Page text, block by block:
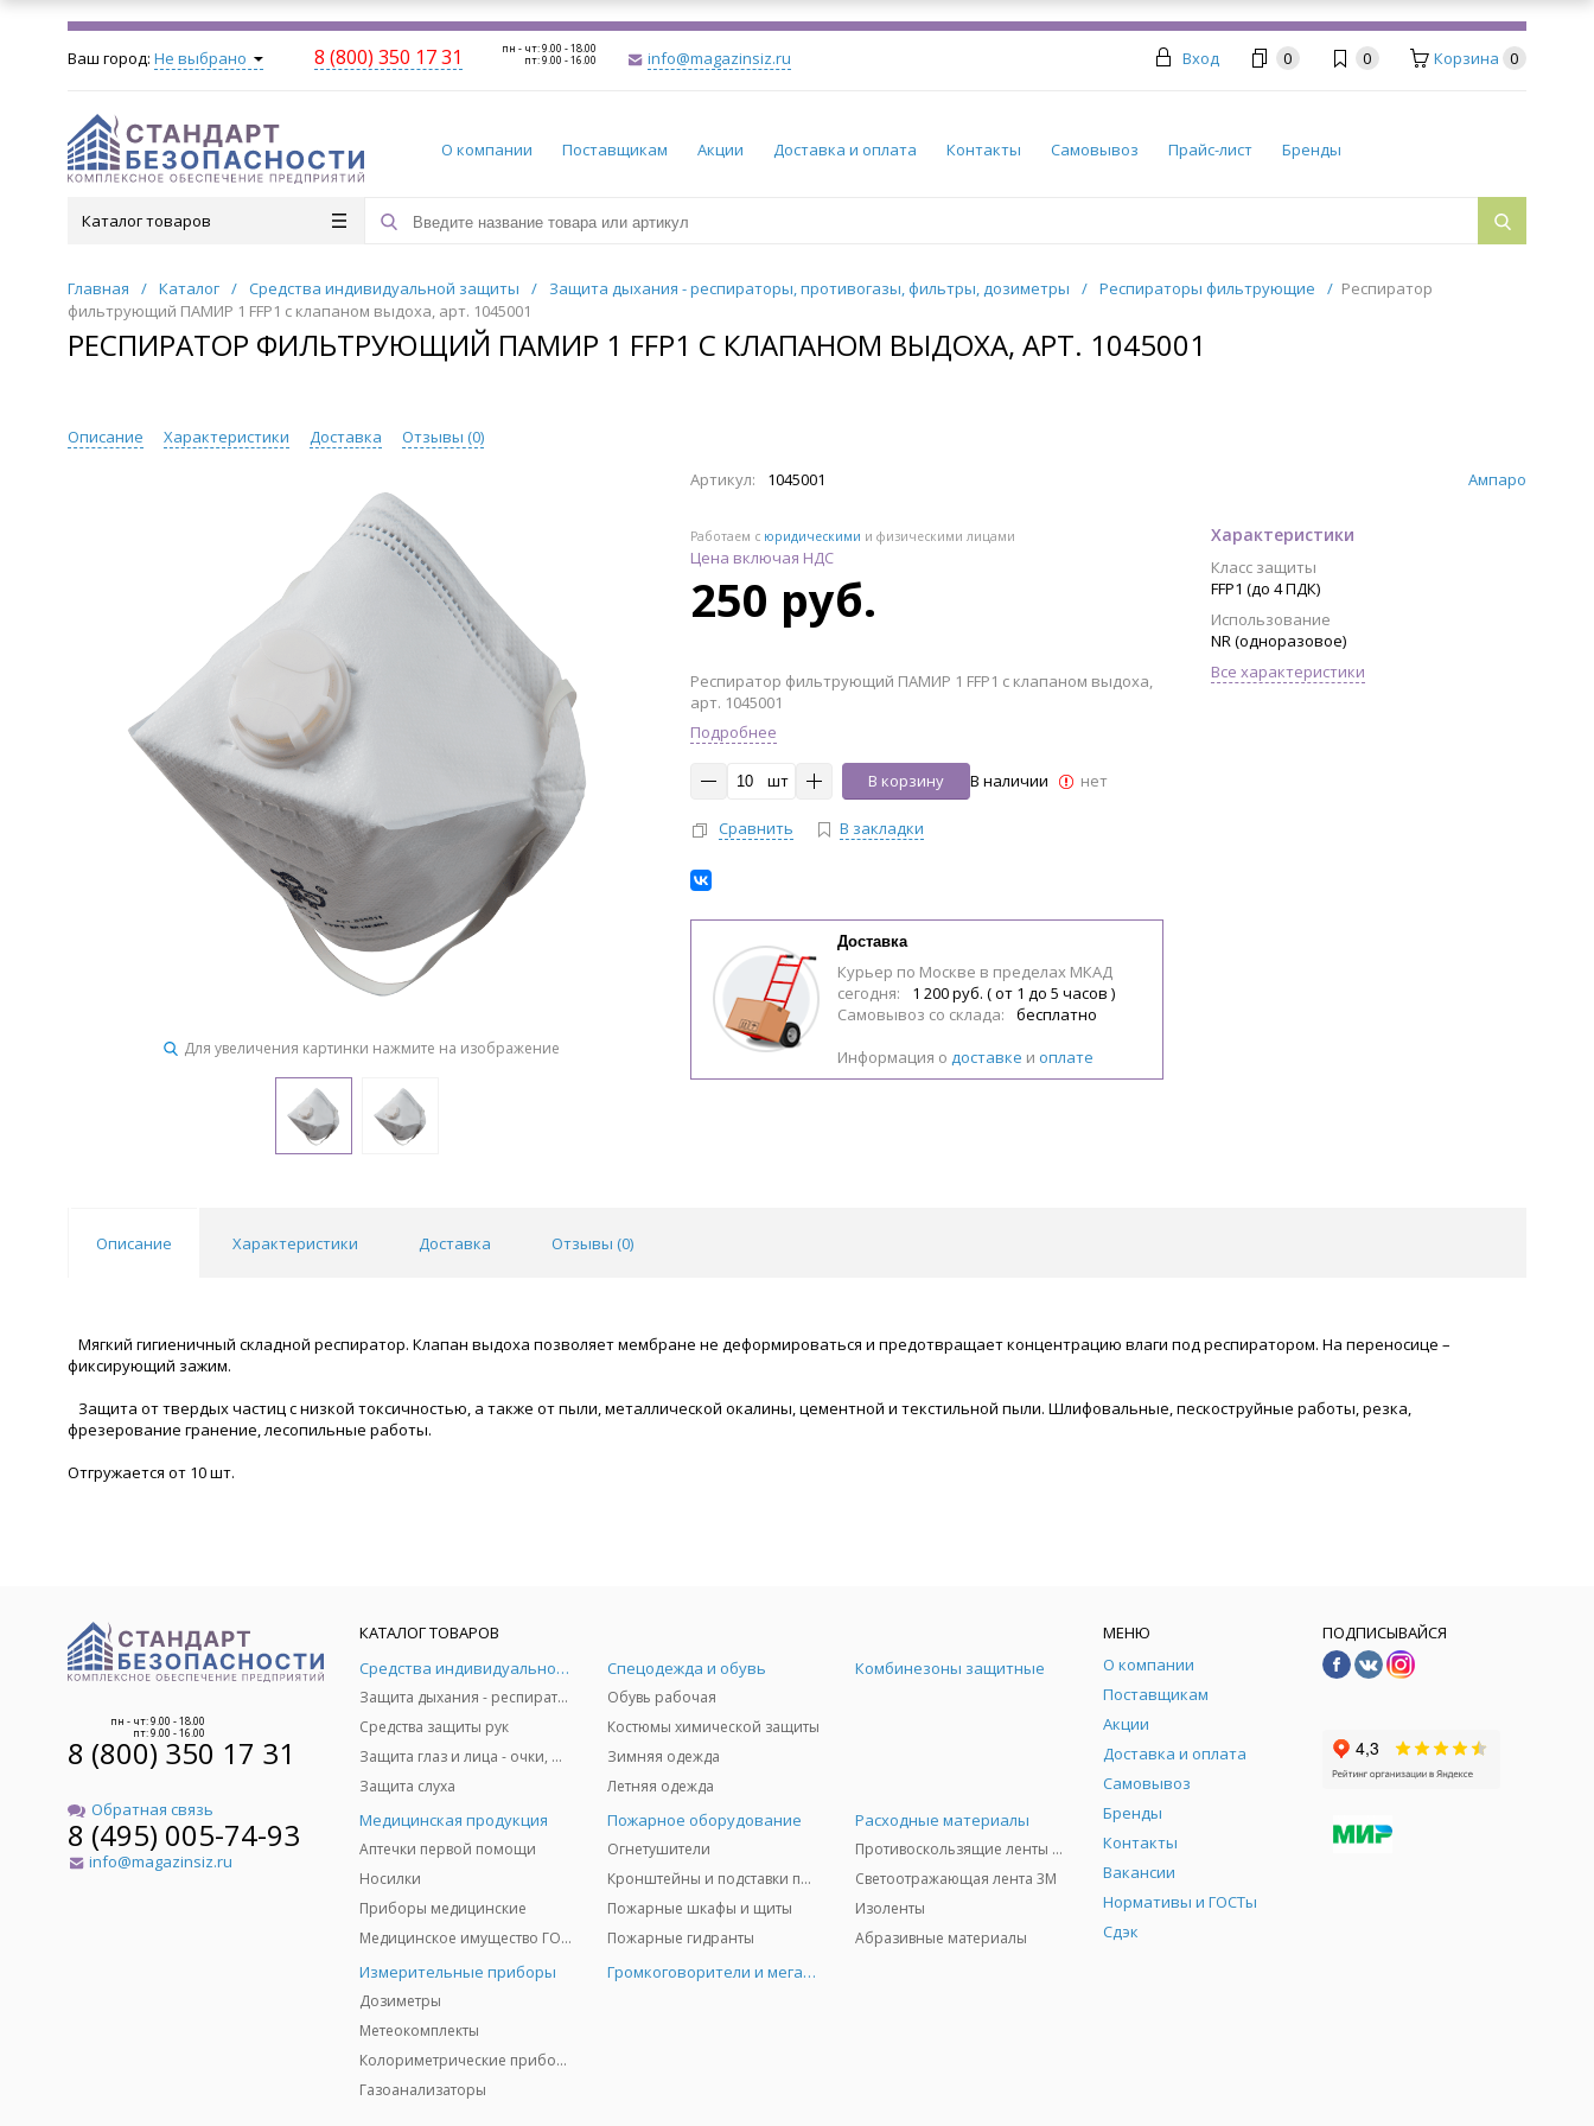
Ваш город: Не выбрано 8 (800) 350 17 31 пн - чт: 9.00 - 18.00
пт: 9.00 - 16.00 info@magazinsiz.ru Вход 0 0 Корзина 0
О компании Поставщикам Акции Доставка и оплата Контакты Самовывоз Прайс-лист Бренды
Каталог товаров
Главная / Каталог / Средства индивидуальной защиты / Защита дыхания - респираторы, противогазы, фильтры, дозиметры / Респираторы фильтрующие / Респиратор
фильтрующий ПАМИР 1 FFP1 с клапаном выдоха, арт. 1045001
РЕСПИРАТОР ФИЛЬТРУЮЩИЙ ПАМИР 1 FFP1 С КЛАПАНОМ ВЫДОХА, АРТ. 1045001
Описание Характеристики Доставка Отзывы (0)
Для увеличения картинки нажмите на изображение
Артикул: 1045001 Ампаро
Работаем с юридическими и физическими лицами
Цена включая НДС
250 руб.
Характеристики
Класс защиты
FFP1 (до 4 ПДК)
Использование
NR (одноразовое)
Все характеристики
Респиратор фильтрующий ПАМИР 1 FFP1 с клапаном выдоха,
арт. 1045001
Подробнее
шт В корзину В наличии нет
Сравнить В закладки
Доставка
Курьер по Москве в пределах МКАД
сегодня:
1 200 руб. ( от 1 до 5 часов )
Самовывоз со склада:
бесплатно
Информация о доставке и оплате
Описание Характеристики Доставка Отзывы (0)
Мягкий гигиеничный складной респиратор. Клапан выдоха позволяет мембране не деформироваться и предотвращает концентрацию влаги под респиратором. На переносице –
фиксирующий зажим.
Защита от твердых частиц с низкой токсичностью, а также от пыли, металлической окалины, цементной и текстильной пыли. Шлифовальные, пескоструйные работы, резка,
фрезерование гранение, лесопильные работы.
Отгружается от 10 шт.
пн - чт: 9.00 - 18.00
пт: 9.00 - 16.00
8 (800) 350 17 31
Обратная связь
8 (495) 005-74-93
info@magazinsiz.ru
КАТАЛОГ ТОВАРОВ
Средства индивидуальной защиты
Защита дыхания - респираторы, противогазы, фильтры, дозиметры
Средства защиты рук
Защита глаз и лица - очки, щитки
Защита слуха
Спецодежда и обувь
Обувь рабочая
Костюмы химической защиты
Зимняя одежда
Летняя одежда
Комбинезоны защитные
Медицинская продукция
Аптечки первой помощи
Носилки
Приборы медицинские
Медицинское имущество ГО и ЧС
Пожарное оборудование
Огнетушители
Кронштейны и подставки под огнетушители
Пожарные шкафы и щиты
Пожарные гидранты
Расходные материалы
Противоскользящие ленты 3М
Светоотражающая лента 3M
Изоленты
Абразивные материалы
Измерительные приборы
Дозиметры
Метеокомплекты
Колориметрические приборы
Газоанализаторы
Громкоговорители и мегафоны
МЕНЮ
О компании
Поставщикам
Акции
Доставка и оплата
Самовывоз
Бренды
Контакты
Вакансии
Нормативы и ГОСТы
Сдэк
ПОДПИСЫВАЙСЯ